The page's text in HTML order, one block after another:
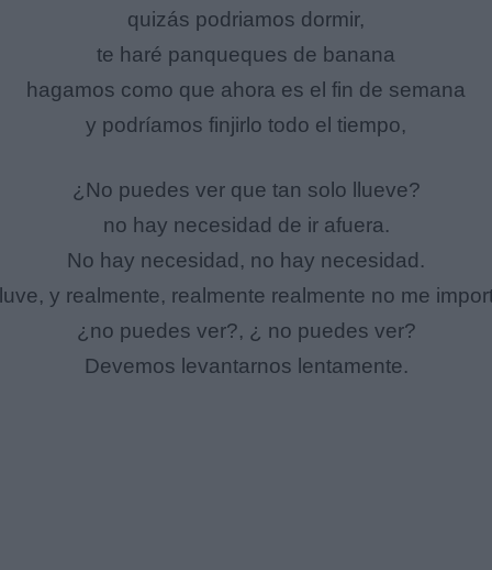
quizás podriamos dormir,
te haré panqueques de banana
hagamos como que ahora es el fin de semana
y podríamos finjirlo todo el tiempo,
¿No puedes ver que tan solo llueve?
no hay necesidad de ir afuera.
No hay necesidad, no hay necesidad.
y realmente, realmente realmente no me
¿no puedes ver?, ¿ no puedes ver?
Devemos levantarnos lentamente.